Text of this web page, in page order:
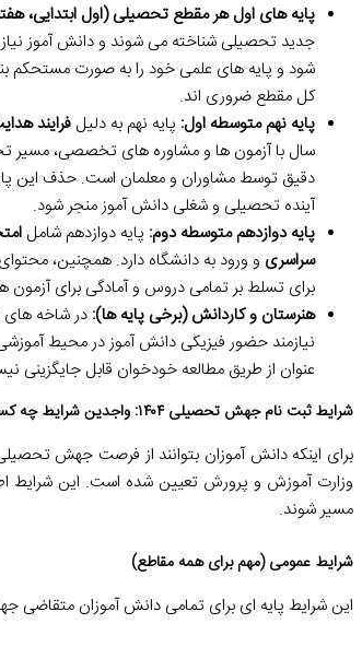
پایه های اول هر مقطع تحصیلی (اول ابتدایی،
جدید تحصیلی شناخته می شوند و دانش آموز
شود و پایه های علمی خود را به صورت مستحکم
کل مقطع ضروری اند.
پایه نهم متوسطه اول: پایه نهم به دلیل فرایند
سال با آزمون ها و مشاوره های تخصصی، مسیر
دقیق توسط مشاوران و معلمان است. حذف این
آینده تحصیلی و شغلی دانش آموز منجر شود.
پایه دوازدهم متوسطه دوم: پایه دوازدهم شامل
سراسری و ورود به دانشگاه دارد. همچنین،
برای تسلط بر تمامی دروس و آمادگی برای
هنرستان و کاردانش (برخی پایه ها): در شاخه های
نیازمند حضور فیزیکی دانش آموز در محیط
عنوان از طریق مطالعه خودخوان قابل جایگزینی
شرایط ثبت نام جهش تحصیلی ۱۴۰۴: واجدین شرایط چه کسانی هستند؟
برای اینکه دانش آموزان بتوانند از فرصت جهش
وزارت آموزش و پرورش تعیین شده است. این شرایط
مسیر شوند.
شرایط عمومی (مهم برای همه مقاطع)
این شرایط پایه ای برای تمامی دانش آموزان